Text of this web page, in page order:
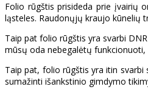
Folio rūgštis prisideda prie įvairių
ląsteles. Raudonųjų kraujo kūnelių
Taip pat folio rūgštis yra svarbi
mūsų oda nebegalėtų
Taip pat, folio rūgštis yra itin svarbi
sumažinti išankstinio gimdymo